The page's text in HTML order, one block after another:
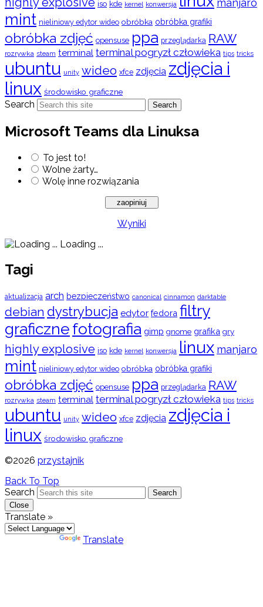
iso kde kernel konwersja
mint nieliniowy edytor wideo obróbka obróbka grafiki
obróbka zdjęć opensuse ppa przeglądarka RAW
rozrywka steam terminal terminal pogryzł człowieka tips tricks
ubuntu unity wideo xfce zdjęcia zdjęcia i
linux środowisko graficzne
Search Search
Microsoft Teams dla Linuksa
To jest to!
Wolne żarty…
Wolę inne rozwiązania
Wyniki
Loading ...
Tagi
aktualizacja arch bezpieczeństwo canonical cinnamon darktable
debian dystrybucja edytor fedora filtry
graficznefotografia gimp gnome grafika gry
highly explosive iso kde kernel konwersja linux manjaro
mint nieliniowy edytor wideo obróbka obróbka grafiki
obróbka zdjęć opensuse ppa przeglądarka RAW
rozrywka steam terminal terminal pogryzł człowieka tips tricks
ubuntu unity wideo xfce zdjęcia zdjęcia i
linux środowisko graficzne
©2026 przystajnik
Back To Top
Search
Search
Close
Translate »
Translate